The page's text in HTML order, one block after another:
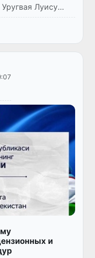
Луису
с Днем
и